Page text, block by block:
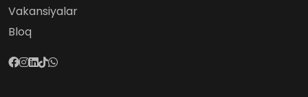
Vakansiyalar
Bloq